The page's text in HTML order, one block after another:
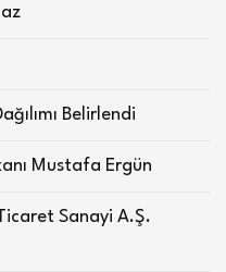
Belirlendi
Mustafa Ergün
Sanayi A.Ş.